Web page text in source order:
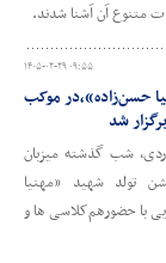
متنوع آن آشنا شدند.
۱۴۰۵-۰۲-۲۹ ۰۹:۵۵
حسن‌زاده»،در موکب
شد
شب گذشته میزبان
تولد شهید «مهنیا
با حضورهم‌کلاسی ها و